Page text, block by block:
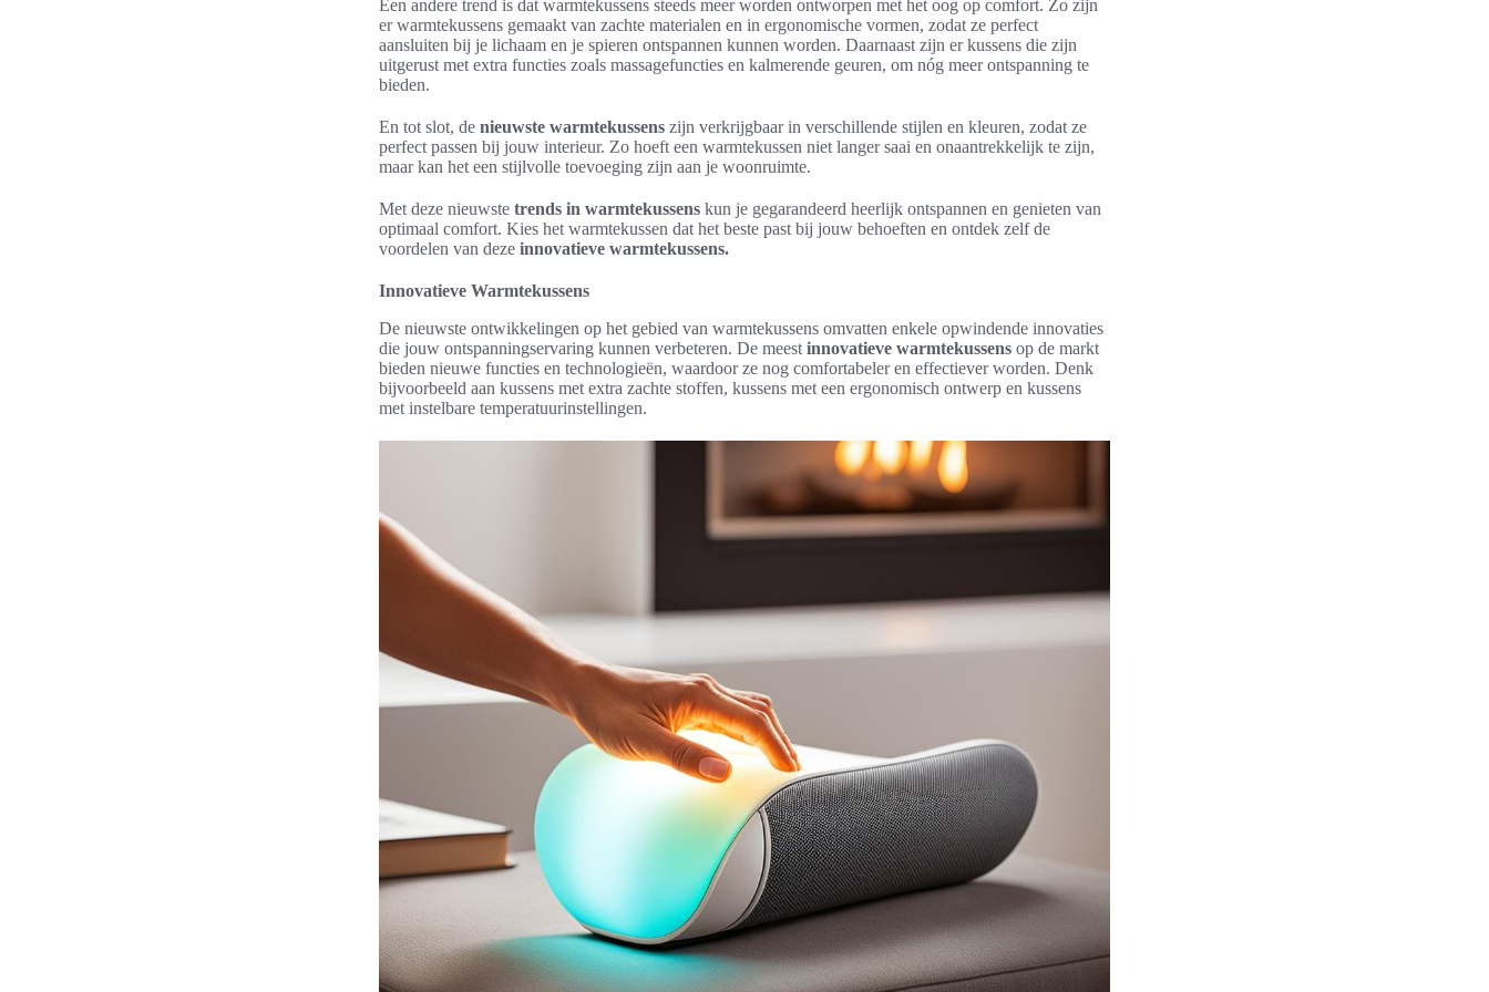
Een andere trend is dat warmtekussens steeds meer worden ontworpen met het oog op comfort. Zo zijn
er warmtekussens gemaakt van zachte materialen en in ergonomische vormen, zodat ze perfect
aansluiten bij je lichaam en je spieren ontspannen kunnen worden. Daarnaast zijn er kussens die zijn
uitgerust met extra functies zoals massagefuncties en kalmerende geuren, om nóg meer ontspanning te
bieden.
En tot slot, de nieuwste warmtekussens zijn verkrijgbaar in verschillende stijlen en kleuren, zodat ze
perfect passen bij jouw interieur. Zo hoeft een warmtekussen niet langer saai en onaantrekkelijk te zijn,
maar kan het een stijlvolle toevoeging zijn aan je woonruimte.
Met deze nieuwste trends in warmtekussens kun je gegarandeerd heerlijk ontspannen en genieten van
optimaal comfort. Kies het warmtekussen dat het beste past bij jouw behoeften en ontdek zelf de
voordelen van deze innovatieve warmtekussens.
Innovatieve Warmtekussens
De nieuwste ontwikkelingen op het gebied van warmtekussens omvatten enkele opwindende innovaties
die jouw ontspanningservaring kunnen verbeteren. De meest innovatieve warmtekussens op de markt
bieden nieuwe functies en technologieën, waardoor ze nog comfortabeler en effectiever worden. Denk
bijvoorbeeld aan kussens met extra zachte stoffen, kussens met een ergonomisch ontwerp en kussens
met instelbare temperatuurinstellingen.